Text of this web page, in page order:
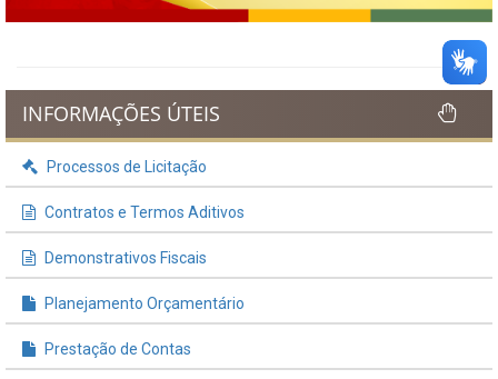
INFORMAÇÕES ÚTEIS
Processos de Licitação
Contratos e Termos Aditivos
Demonstrativos Fiscais
Planejamento Orçamentário
Prestação de Contas